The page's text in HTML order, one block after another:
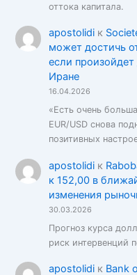
оттока капитала.
apostolidiк
может достичь
если
Иране
16.04.2026
«Есть очень
EUR/USD снова
позитивных
apostolidiк
к 152,00 в
изменения
30.03.2026
Прогноз курса
риск интервенций
apostolidiк Bank